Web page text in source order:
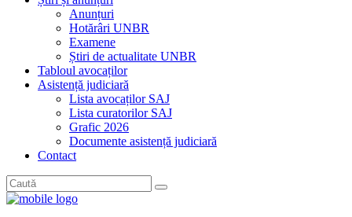
Anunțuri
Hotărâri UNBR
Examene
Știri de actualitate UNBR
Tabloul avocaților
Asistență judiciară
Lista avocaților SAJ
Lista curatorilor SAJ
Grafic 2026
Documente asistență judiciară
Contact